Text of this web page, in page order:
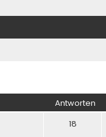
Antworten
18